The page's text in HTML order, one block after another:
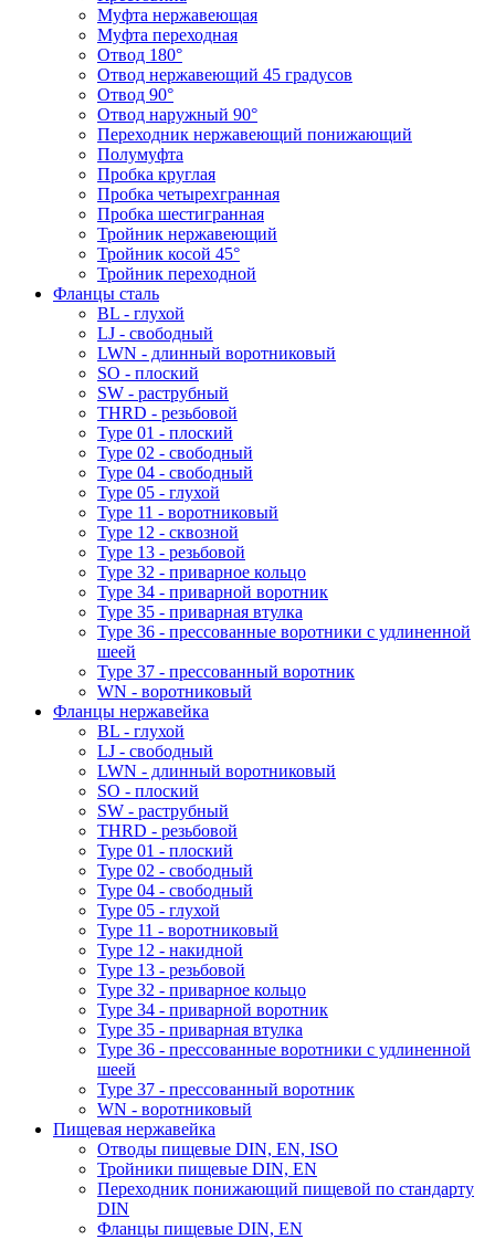
Муфта нержавеющая
Муфта переходная
Отвод 180°
Отвод нержавеющий 45 градусов
Отвод 90°
Отвод наружный 90°
Переходник нержавеющий понижающий
Полумуфта
Пробка круглая
Пробка четырехгранная
Пробка шестигранная
Тройник нержавеющий
Тройник косой 45°
Тройник переходной
Фланцы сталь
BL - глухой
LJ - свободный
LWN - длинный воротниковый
SO - плоский
SW - раструбный
THRD - резьбовой
Type 01 - плоский
Type 02 - свободный
Type 04 - свободный
Type 05 - глухой
Type 11 - воротниковый
Type 12 - сквозной
Type 13 - резьбовой
Type 32 - приварное кольцо
Type 34 - приварной воротник
Type 35 - приварная втулка
Type 36 - прессованные воротники с удлиненной
шеей
Type 37 - прессованный воротник
WN - воротниковый
Фланцы нержавейка
BL - глухой
LJ - свободный
LWN - длинный воротниковый
SO - плоский
SW - раструбный
THRD - резьбовой
Type 01 - плоский
Type 02 - свободный
Type 04 - свободный
Type 05 - глухой
Type 11 - воротниковый
Type 12 - накидной
Type 13 - резьбовой
Type 32 - приварное кольцо
Type 34 - приварной воротник
Type 35 - приварная втулка
Type 36 - прессованные воротники с удлиненной
шеей
Type 37 - прессованный воротник
WN - воротниковый
Пищевая нержавейка
Отводы пищевые DIN, EN, ISO
Тройники пищевые DIN, EN
Переходник понижающий пищевой по стандарту
DIN
Фланцы пищевые DIN, EN